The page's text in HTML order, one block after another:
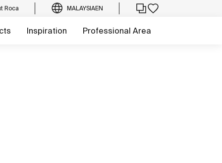
Roca MALAYSIAEN
Inspiration Professional Area